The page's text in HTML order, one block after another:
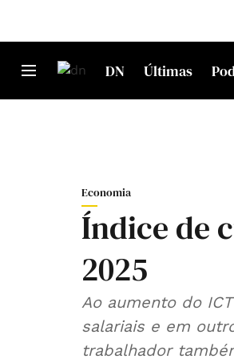
DN Últimas
Economia
Índice de
2025
Ao aumento do
salariais e em
trabalhador